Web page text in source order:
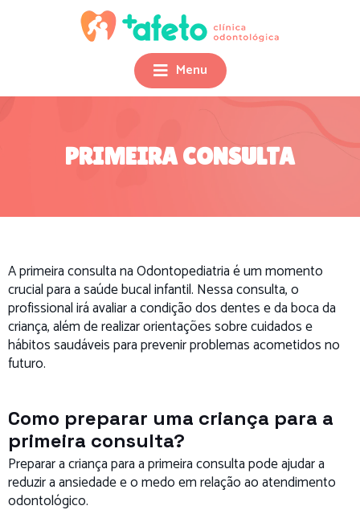
Menu
PRIMEIRA CONSULTA
A primeira consulta na Odontopediatria é um momento
crucial para a saúde bucal infantil. Nessa consulta, o
profissional irá avaliar a condição dos dentes e da boca da
criança, além de realizar orientações sobre cuidados e
hábitos saudáveis ​​para prevenir problemas acometidos no
futuro.
Como preparar uma criança para a
primeira consulta?
Preparar a criança para a primeira consulta pode ajudar a
reduzir a ansiedade e o medo em relação ao atendimento
odontológico.